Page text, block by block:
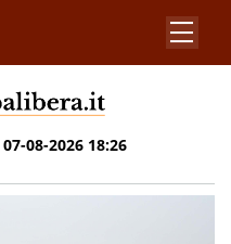
07-08-2026 18:26